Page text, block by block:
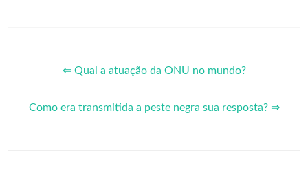
⇐ Qual a atuação da ONU no mundo?
Como era transmitida a peste negra sua resposta? ⇒